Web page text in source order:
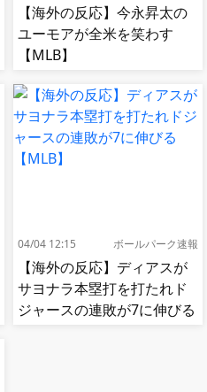
【海外の反応】今永昇太の
ユーモアが全米を笑わす
【MLB】
04/04 12:15 ボールパーク速報
【海外の反応】ディアスが
サヨナラ本塁打を打たれド
ジャースの連敗が7に伸びる